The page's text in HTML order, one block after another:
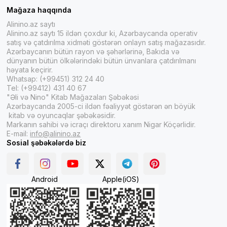
Mağaza haqqında
Alinino.az saytı
Alinino.az saytı 15 ildən çoxdur ki, Azərbaycanda operativ
satış və çatdırılma xidməti göstərən onlayn satış mağazasıdır.
Azərbaycanın bütün rayon və şəhərlərinə, Bakıda və
dünyanın bütün ölkələrindəki bütün ünvanlara çatdırılmanı
həyata keçirir.
Whatsap: (+99451) 312 24 40
Tel: (+99412) 431 40 67
"Əli və Nino" Kitab Mağazaları Şəbəkəsi
Azərbaycanda 2005-ci ildən fəaliyyət göstərən ən böyük
kitab və oyuncaqlar şəbəkəsidir.
Markanın sahibi və icraçı direktoru xanım Nigar Köçərlidir.
E-mail: info@alinino.az
Sosial şəbəkələrdə biz
Android Apple(iOS)